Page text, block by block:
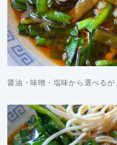
醤油・味噌・塩味から選べる